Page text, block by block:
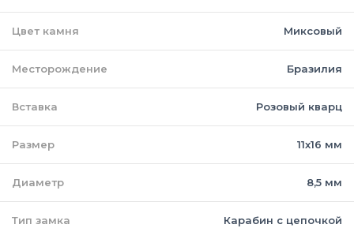
Цвет камня Миксовый
Месторождение Бразилия
Вставка Розовый кварц
Размер 11х16 мм
Диаметр 8,5 мм
Тип замка Карабин с цепочкой